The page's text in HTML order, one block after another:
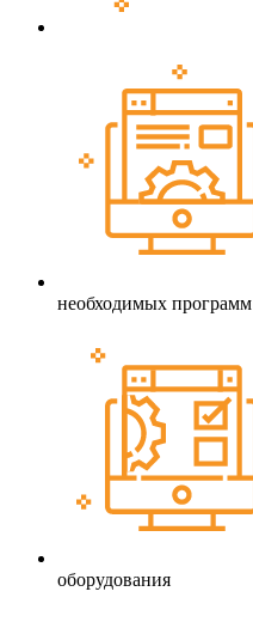
необходимых программ
оборудования